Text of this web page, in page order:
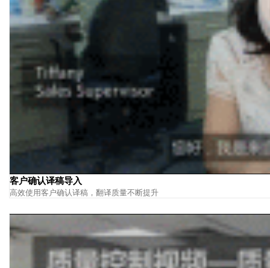
客户确认译稿导入
高效使用客户确认译稿，翻译质量不断提升